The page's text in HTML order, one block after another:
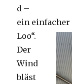
d –
ein einfacher
Loo“.
Der
Wind
bläst